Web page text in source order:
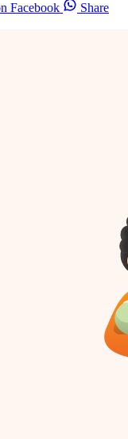
Facebook
Share